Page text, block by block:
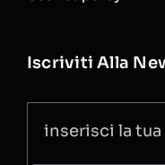
Iscriviti Alla